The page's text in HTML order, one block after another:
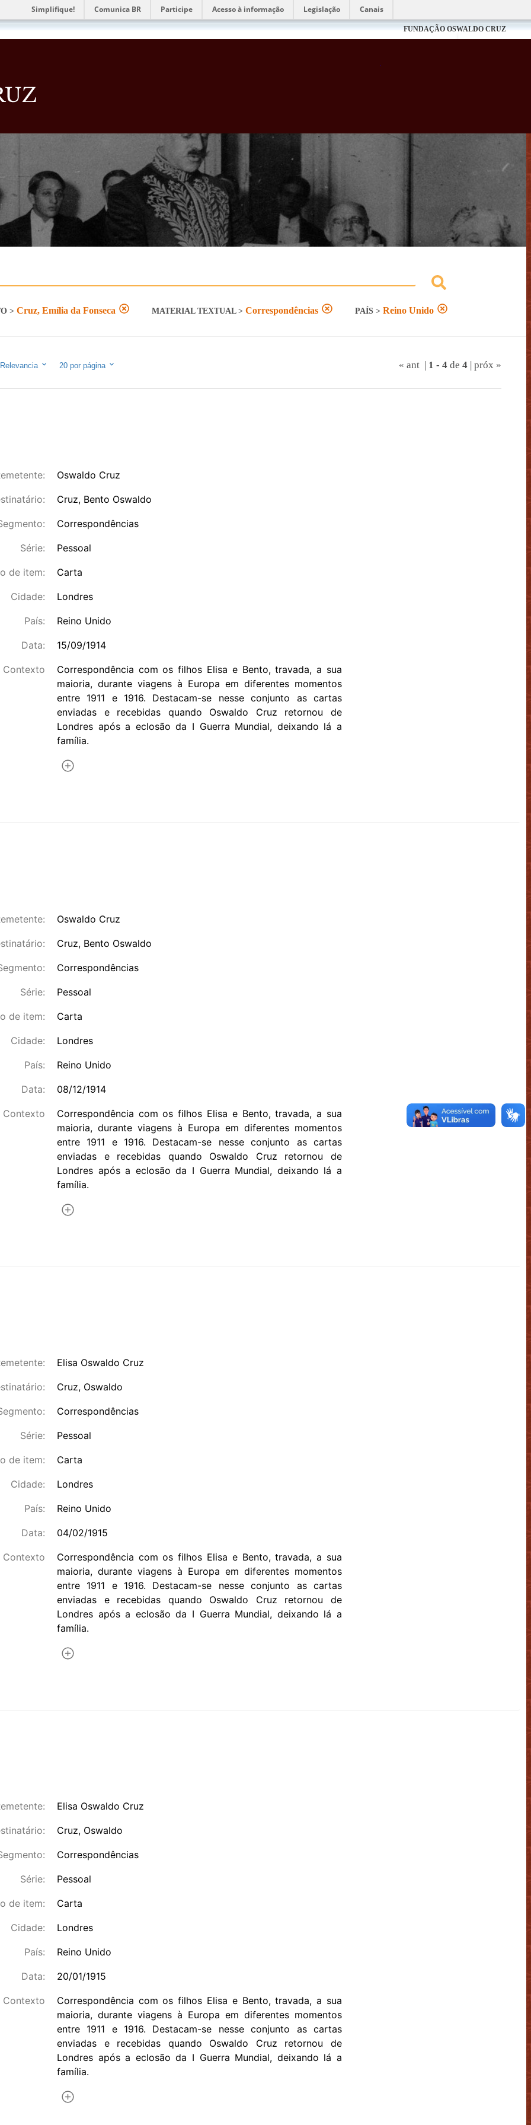
Simplifique! Comunica BR Participe Acesso à informação Legislação Canais
FUNDAÇÃO OSWALDO CRUZ
> Cruz, Emília da Fonseca MATERIAL TEXTUAL> Correspondências PAÍS> Reino Unido
Relevancia 20por página « ant 1 - 4de 4| próx »
Oswaldo Cruz
Cruz, Bento Oswaldo
Correspondências
Série: Pessoal
de item: Carta
Cidade: Londres
País: Reino Unido
Data: 15/09/1914
Contexto
Correspondência com os filhos Elisa e Bento, travada, a sua
maioria, durante viagens à Europa em diferentes momentos
entre 1911 e 1916. Destacam-se nesse conjunto as cartas
enviadas e recebidas quando Oswaldo Cruz retornou de
Londres após a eclosão da I Guerra Mundial, deixando lá a
família.
Oswaldo Cruz
Cruz, Bento Oswaldo
Correspondências
Série: Pessoal
de item: Carta
Cidade: Londres
País: Reino Unido
Data: 08/12/1914
Contexto
Correspondência com os filhos Elisa e Bento, travada, a sua
maioria, durante viagens à Europa em diferentes momentos
entre 1911 e 1916. Destacam-se nesse conjunto as cartas
enviadas e recebidas quando Oswaldo Cruz retornou de
Londres após a eclosão da I Guerra Mundial, deixando lá a
família.
Elisa Oswaldo Cruz
Cruz, Oswaldo
Correspondências
Série: Pessoal
de item: Carta
Cidade: Londres
País: Reino Unido
Data: 04/02/1915
Contexto
Correspondência com os filhos Elisa e Bento, travada, a sua
maioria, durante viagens à Europa em diferentes momentos
entre 1911 e 1916. Destacam-se nesse conjunto as cartas
enviadas e recebidas quando Oswaldo Cruz retornou de
Londres após a eclosão da I Guerra Mundial, deixando lá a
família.
Elisa Oswaldo Cruz
Cruz, Oswaldo
Correspondências
Série: Pessoal
de item: Carta
Cidade: Londres
País: Reino Unido
Data: 20/01/1915
Contexto
Correspondência com os filhos Elisa e Bento, travada, a sua
maioria, durante viagens à Europa em diferentes momentos
entre 1911 e 1916. Destacam-se nesse conjunto as cartas
enviadas e recebidas quando Oswaldo Cruz retornou de
Londres após a eclosão da I Guerra Mundial, deixando lá a
família.